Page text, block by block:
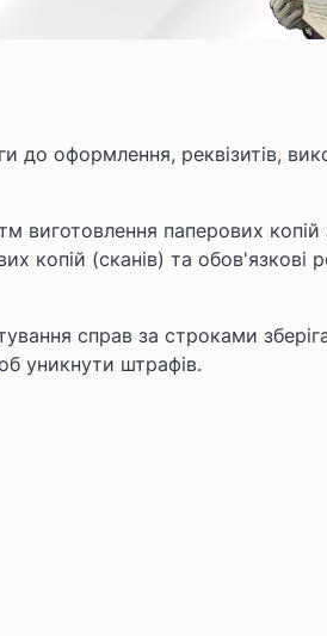
до оформлення, реквізитів,
виготовлення паперових
(сканів) та обов'язкові
справ за строками
уникнути штрафів.